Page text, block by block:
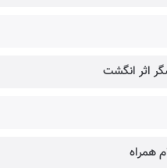
اثر انگشت
همراه